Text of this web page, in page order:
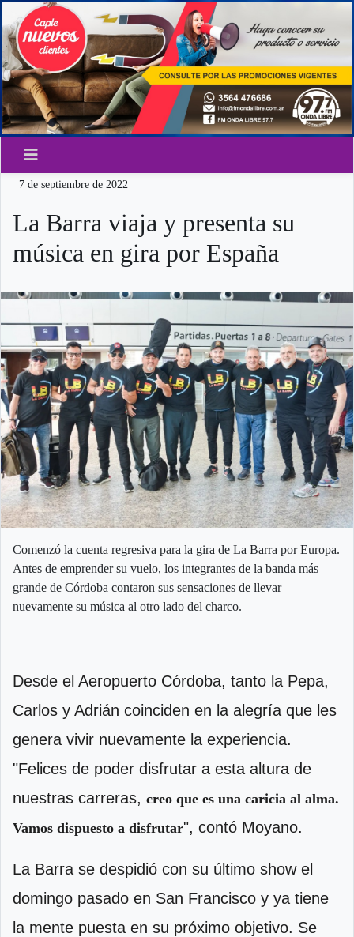
7 de septiembre de 2022
La Barra viaja y presenta su
música en gira por España
Comenzó la cuenta regresiva para la gira de La Barra por Europa.
Antes de emprender su vuelo, los integrantes de la banda más
grande de Córdoba contaron sus sensaciones de llevar
nuevamente su música al otro lado del charco.
Desde el Aeropuerto Córdoba, tanto la Pepa,
Carlos y Adrián coinciden en la alegría que les
genera vivir nuevamente la experiencia.
"Felices de poder disfrutar a esta altura de
nuestras carreras, creo que es una caricia al alma.
Vamos dispuesto a disfrutar", contó Moyano.
La Barra se despidió con su último show el
domingo pasado en San Francisco y ya tiene
la mente puesta en su próximo objetivo. Se